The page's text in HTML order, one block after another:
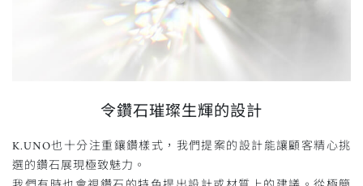
令鑽石璀璨生輝的設計
K.UNO也十分注重鑲鑽樣式，我們提案的設計能讓顧客精心挑
選的鑽石展現極致魅力。